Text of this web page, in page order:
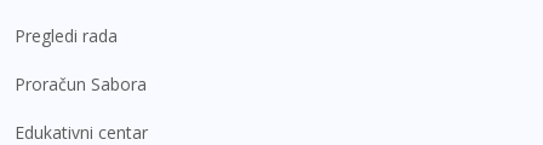
Pregledi rada
Proračun Sabora
Edukativni centar